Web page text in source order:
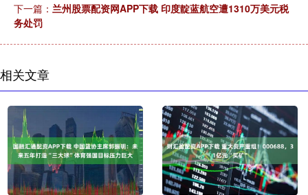
下一篇： 兰州股票配资网APP下载 印度靛蓝航空遭1310万美元税
务处罚
相关文章